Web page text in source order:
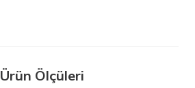
Ürün Ölçüleri